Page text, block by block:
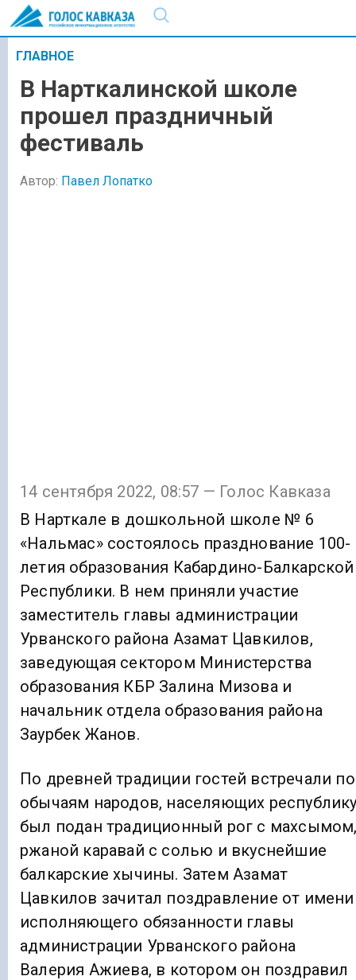
ГЛАВНОЕ
В Нарткалинской школе
прошел праздничный
фестиваль
Автор: Павел Лопатко
14 сентября 2022, 08:57 — Голос Кавказа
В Нарткале в дошкольной школе № 6
«Нальмас» состоялось празднование 100-
летия образования Кабардино-Балкарской
Республики. В нем приняли участие
заместитель главы администрации
Урванского района Азамат Цавкилов,
заведующая сектором Министерства
образования КБР Залина Мизова и
начальник отдела образования района
Заурбек Жанов.
По древней традиции гостей встречали по
обычаям народов, населяющих
был подан традиционный рог с
ржаной каравай с солью и вкуснейшие
балкарские хычины. Затем Азамат
Цавкилов зачитал поздравление от имени
исполняющего обязанности главы
администрации Урванского района
Валерия Ажиева, в котором он поздравил